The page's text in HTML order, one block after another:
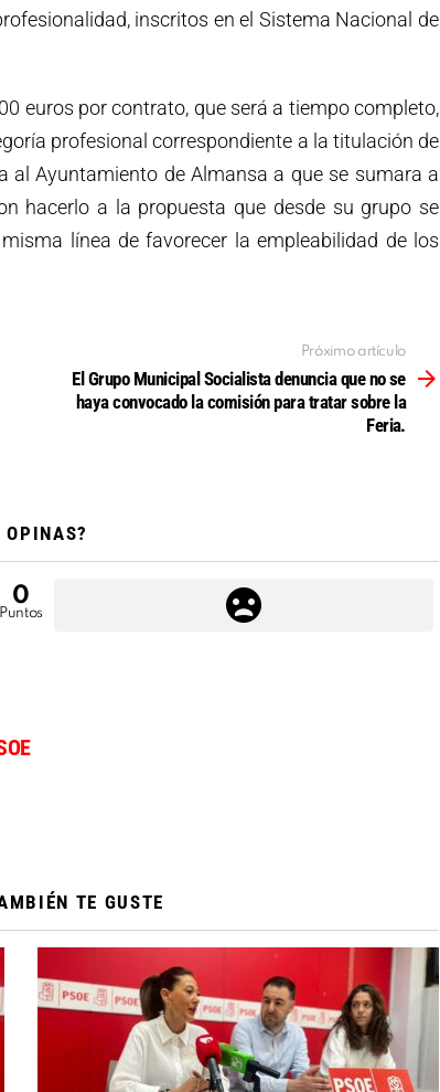
inscritos en el Sistema Nacional de
euros por contrato, que será a tiempo completo,
profesional correspondiente a la titulación de
al Ayuntamiento de Almansa a que se sumara a
hacerlo a la propuesta que desde su grupo se
línea de favorecer la empleabilidad de los
Próximo artículo
El Grupo Municipal Socialista denuncia que no se
haya convocado la comisión para tratar sobre la
Feria.
OPINAS?
0
Puntos
TE GUSTE